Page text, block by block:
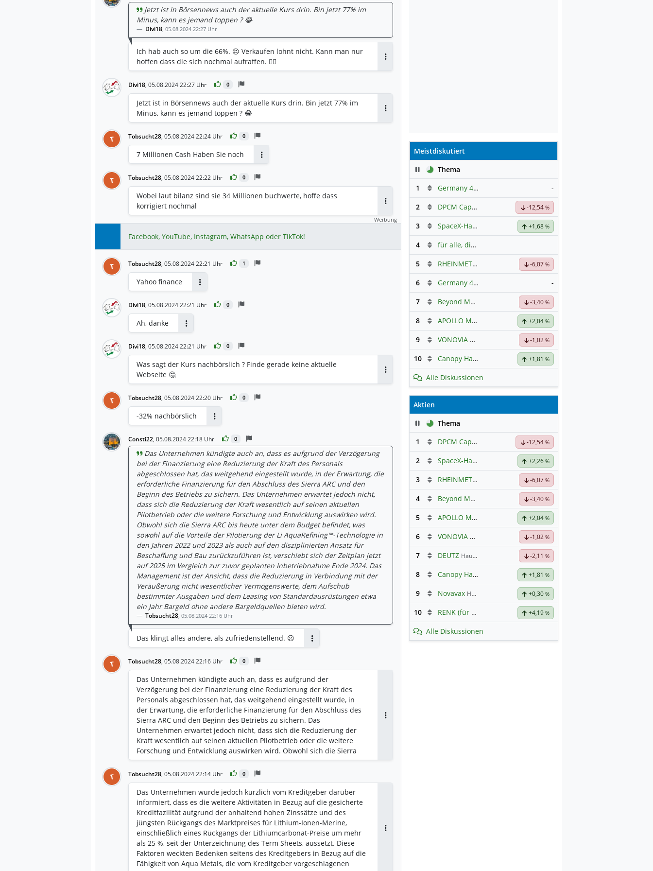
Jetzt ist in Börsennews auch der aktuelle Kurs drin. Bin jetzt 77% im
Minus, kann es jemand toppen ? 😂
Divi18, 05.08.2024 22:27 Uhr
Ich hab auch so um die 66%. 😣 Verkaufen lohnt nicht. Kann man nur
hoffen dass die sich nochmal aufraffen. 🤷‍♂️
Divi18, 05.08.2024 22:27 Uhr 0
Jetzt ist in Börsennews auch der aktuelle Kurs drin. Bin jetzt 77% im
Minus, kann es jemand toppen ? 😂
T Tobsucht28, 05.08.2024 22:24 Uhr 0
7 Millionen Cash Haben Sie noch
T Tobsucht28, 05.08.2024 22:22 Uhr 0
Wobei laut bilanz sind sie 34 Millionen buchwerte, hoffe dass
korrigiert nochmal
Werbung
Facebook, YouTube, Instagram, WhatsApp oder TikTok!
T Tobsucht28, 05.08.2024 22:21 Uhr 1
Yahoo finance
Divi18, 05.08.2024 22:21 Uhr 0
Ah, danke
Divi18, 05.08.2024 22:21 Uhr 0
Was sagt der Kurs nachbörslich ? Finde gerade keine aktuelle
Webseite 🤔
T Tobsucht28, 05.08.2024 22:20 Uhr 0
-32% nachbörslich
Consti22, 05.08.2024 22:18 Uhr 0
Das Unternehmen kündigte auch an, dass es aufgrund der Verzögerung
bei der Finanzierung eine Reduzierung der Kraft des Personals
abgeschlossen hat, das weitgehend eingestellt wurde, in der Erwartung, die
erforderliche Finanzierung für den Abschluss des Sierra ARC und den
Beginn des Betriebs zu sichern. Das Unternehmen erwartet jedoch nicht,
dass sich die Reduzierung der Kraft wesentlich auf seinen aktuellen
Pilotbetrieb oder die weitere Forschung und Entwicklung auswirken wird.
Obwohl sich die Sierra ARC bis heute unter dem Budget befindet, was
sowohl auf die Vorteile der Pilotierung der Li AquaRefining™-Technologie in
den Jahren 2022 und 2023 als auch auf den disziplinierten Ansatz für
Beschaffung und Bau zurückzuführen ist, verschiebt sich der Zeitplan jetzt
auf 2025 im Vergleich zur zuvor geplanten Inbetriebnahme Ende 2024. Das
Management ist der Ansicht, dass die Reduzierung in Verbindung mit der
Veräußerung nicht wesentlicher Vermögenswerte, dem Aufschub
bestimmter Ausgaben und dem Leasing von Standardausrüstungen etwa
ein Jahr Bargeld ohne andere Bargeldquellen bieten wird.
Tobsucht28, 05.08.2024 22:16 Uhr
Das klingt alles andere, als zufriedenstellend. ☹️
T Tobsucht28, 05.08.2024 22:16 Uhr 0
Das Unternehmen kündigte auch an, dass es aufgrund der
Verzögerung bei der Finanzierung eine Reduzierung der Kraft des
Personals abgeschlossen hat, das weitgehend eingestellt wurde, in
der Erwartung, die erforderliche Finanzierung für den Abschluss des
Sierra ARC und den Beginn des Betriebs zu sichern. Das
Unternehmen erwartet jedoch nicht, dass sich die Reduzierung der
Kraft wesentlich auf seinen aktuellen Pilotbetrieb oder die weitere
Forschung und Entwicklung auswirken wird. Obwohl sich die Sierra
ARC bis heute unter dem Budget befindet, was sowohl auf die Vorteile
der Pilotierung der Li AquaRefining™-Technologie in den Jahren 2022
und 2023 als auch auf den disziplinierten Ansatz für Beschaffung und
Bau zurückzuführen ist, verschiebt sich der Zeitplan jetzt auf 2025 im
Vergleich zur zuvor geplanten Inbetriebnahme Ende 2024. Das
Management ist der Ansicht, dass die Reduzierung in Verbindung mit
der Veräußerung nicht wesentlicher Vermögenswerte, dem Aufschub
bestimmter Ausgaben und dem Leasing von Standardausrüstungen
etwa ein Jahr Bargeld ohne andere Bargeldquellen bieten wird.
T Tobsucht28, 05.08.2024 22:14 Uhr 0
Das Unternehmen wurde jedoch kürzlich vom Kreditgeber darüber
informiert, dass es die weitere Aktivitäten in Bezug auf die gesicherte
Kreditfazilität aufgrund der anhaltend hohen Zinssätze und des
jüngsten Rückgangs des Marktpreises für Lithium-Ionen-Merine,
einschließlich eines Rückgangs der Lithiumcarbonat-Preise um mehr
als 25 %, seit der Unterzeichnung des Term Sheets, aussetzt. Diese
Faktoren weckten Bedenken seitens des Kreditgebers in Bezug auf die
Fähigkeit von Aqua Metals, die vom Kreditgeber vorgeschlagenen
Meistdiskutiert
PauseThema
1
Germany 40 / DAX Prognose -
2 DPCM Capital Hauptdiskussion-12,54%
3 SpaceX-Haupt-Hauptforum +1,68%
4 für alle, die es ehrlich meinen beim Traden.
5 RHEINMETALL Hauptdiskussion-6,07%
6 Germany 40 -
7 Beyond Meat Hauptdiskussion-3,40%
8 APOLLO MINERALS Hauptdiskussion
+2,04%
9 VONOVIA Hauptdiskussion -1,02%
10 Canopy Hauptforum +1,81 %
Alle Diskussionen
Aktien
PauseThema
1
DPCM Capital Hauptdiskussion-12,54%
2 SpaceX-Haupt-Hauptforum +2,26%
3 RHEINMETALL Hauptdiskussion-6,07%
4 Beyond Meat Hauptdiskussion-3,40%
5 APOLLO MINERALS Hauptdiskussion
+2,04%
6 VONOVIA Hauptdiskussion -1,02%
7 DEUTZ Hauptdiskussion -2,11 %
8 Canopy Hauptforum +1,81 %
9 Novavax Hauptdiskussion +0,30%
10 RENK (für normale, sachliche Kommunikation!) +4,19%
Alle Diskussionen